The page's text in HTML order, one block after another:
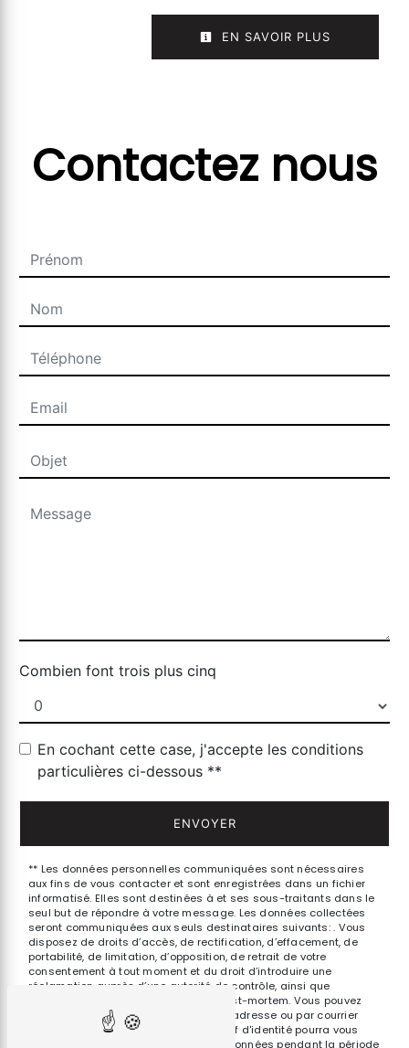
EN SAVOIR PLUS
Contactez nous
Combien font trois plus cinq
En cochant cette case, j'accepte les conditions
particulières ci-dessous **
ENVOYER
** Les données personnelles communiquées sont nécessaires
aux fins de vous contacter et sont enregistrées dans un fichier
informatisé. Elles sont destinées à et ses sous-traitants dans le
seul but de répondre à votre message. Les données collectées
seront communiquées aux seuls destinataires suivants: . Vous
disposez de droits d’accès, de rectification, d’effacement, de
portabilité, de limitation, d’opposition, de retrait de votre
consentement à tout moment et du droit d’introduire une
réclamation auprès d’une autorité de contrôle, ainsi que
d’organiser le sort de vos données post-mortem. Vous pouvez
exercer ces droits par voie postale à l'adresse ou par courrier
électronique à l'adresse . Un justificatif d'identité pourra vous
être demandé. Nous conservons vos données pendant la période